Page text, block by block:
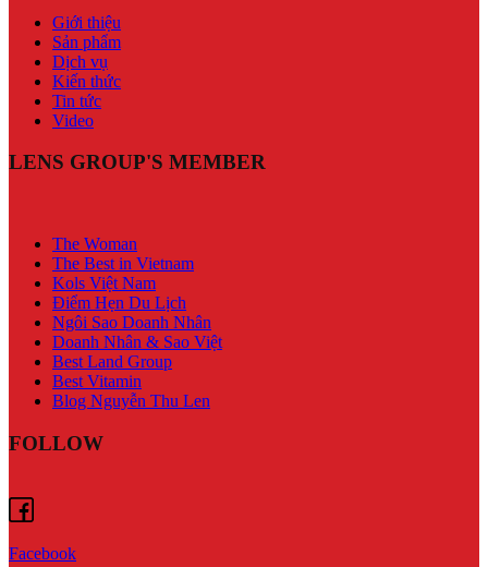
Giới thiệu
Sản phẩm
Dịch vụ
Kiến thức
Tin tức
Video
LENS GROUP'S MEMBER
The Woman
The Best in Vietnam
Kols Việt Nam
Điểm Hẹn Du Lịch
Ngôi Sao Doanh Nhân
Doanh Nhân & Sao Việt
Best Land Group
Best Vitamin
Blog Nguyễn Thu Len
FOLLOW
Facebook